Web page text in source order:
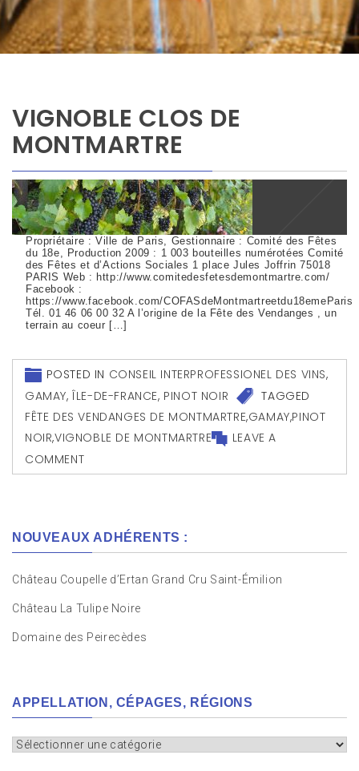
VIGNOBLE CLOS DE
MONTMARTRE
Propriétaire : Ville de Paris, Gestionnaire : Comité des Fêtes
du 18e, Production 2009 : 1 003 bouteilles numérotées Comité
des Fêtes et d’Actions Sociales 1 place Jules Joffrin 75018
PARIS Web : http://www.comitedesfetesdemontmartre.com/
Facebook :
https://www.facebook.com/COFASdeMontmartreetdu18emeParis
Tél. 01 46 06 00 32 A l’origine de la Fête des Vendanges , un
terrain au coeur […]
POSTED IN CONSEIL INTERPROFESSIONEL DES VINS,
GAMAY,ÎLE-DE-FRANCE, PINOT NOIR
TAGGED
FÊTE DES VENDANGES DE MONTMARTRE,GAMAY,PINOT
NOIR,VIGNOBLE DE MONTMARTRE
LEAVE A
COMMENT
NOUVEAUX ADHÉRENTS :
Château Coupelle d’Ertan Grand Cru Saint-Émilion
Château La Tulipe Noire
Domaine des Peirecèdes
APPELLATION, CÉPAGES, RÉGIONS
Appellation,